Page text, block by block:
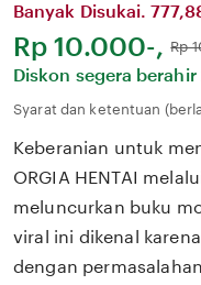
Banyak Disukai.
Harga:
Rp 10.000-, Rp
Diskon segera berahir
Syarat dan ketentuan
Keberanian untuk
ORGIA HENTAI
meluncurkan buku
viral ini dikenal
dengan